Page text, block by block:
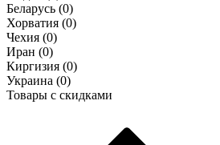
Беларусь (0)
Хорватия (0)
Чехия (0)
Иран (0)
Киргизия (0)
Украина (0)
Товары с скидками